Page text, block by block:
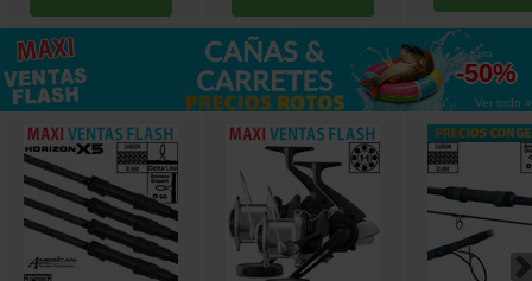
hasta
-50%
Ver todo »